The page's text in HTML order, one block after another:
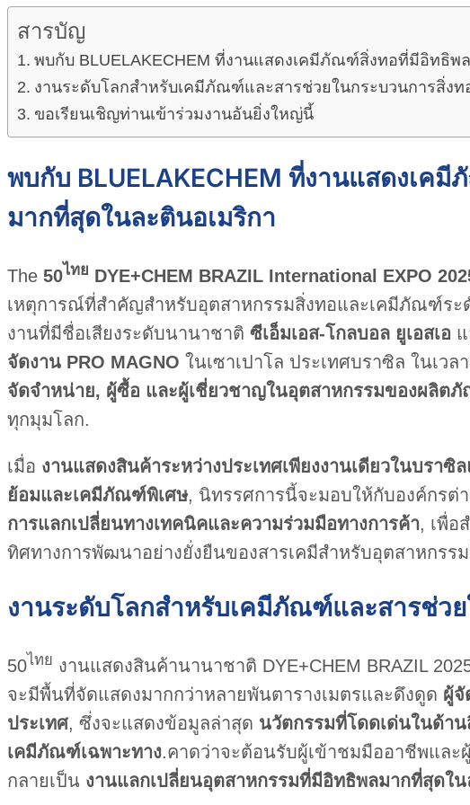
สารบัญ
พบกับ BLUELAKECHEM ที่งานแสดงเคมีภัณฑ์สิ่งทอที่มีอิทธิพ
งานระดับโลกสำหรับเคมีภัณฑ์และสารช่วยในกระบวนการสิ่งท
ขอเรียนเชิญท่านเข้าร่วมงานอันยิ่งใหญ่นี้
พบกับ BLUELAKECHEM ที่งานแสดงเค
มากที่สุดในละตินอเมริกา
The 50ไทย DYE+CHEM BRAZIL International EXPO
เหตุการณ์ที่สำคัญสำหรับอุตสาหกรรมสิ่งทอและเคมีภัณฑ์ระ
งานที่มีชื่อเสียงระดับนานาชาติ ซีเอ็มเอส-โกลบอล ยูเอสเอ
จัดงาน PRO MAGNO ในเซาเปาโล ประเทศบราซิล ในเว
จัดจำหน่าย, ผู้ซื้อ และผู้เชี่ยวชาญในอุตสาหกรรมของผลิต
ทุกมุมโลก.
เมื่อ งานแสดงสินค้าระหว่างประเทศเพียงงานเดียวในบราซิ
ย้อมและเคมีภัณฑ์พิเศษ, นิทรรศการนี้จะมอบให้กับองค์กรต่า
การแลกเปลี่ยนทางเทคนิคและความร่วมมือทางการค้า, เพื่อ
ทิศทางการพัฒนาอย่างยั่งยืนของสารเคมีสำหรับอุตสาหกรร
งานระดับโลกสำหรับเคมีภัณฑ์และสารช่ว
50ไทย งานแสดงสินค้านานาชาติ DYE+CHEM BRAZIL
จะมีพื้นที่จัดแสดงมากกว่าหลายพันตารางเมตรและดึงดูด ผู้จั
ประเทศ, ซึ่งจะแสดงข้อมูลล่าสุด นวัตกรรมที่โดดเด่นในด้า
เคมีภัณฑ์เฉพาะทาง.คาดว่าจะต้อนรับผู้เข้าชมมืออาชีพแล
กลายเป็น งานแลกเปลี่ยนอุตสาหกรรมที่มีอิทธิพลมากที่สุดใน